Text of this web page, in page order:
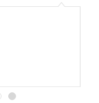
bir mücevher.